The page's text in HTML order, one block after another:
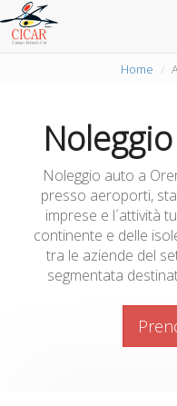
Home
Noleggio auto a
presso aeroporti,
imprese e l´attività
continente e delle
tra le aziende del
segmentata